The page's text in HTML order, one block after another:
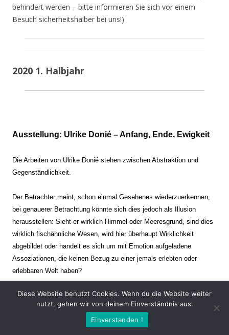
behindert werden – bitte informieren Sie sich vor einem
Besuch sicherheitshalber bei uns!)
2020 1. Halbjahr
Ausstellung: Ulrike Donié – Anfang, Ende, Ewigkeit
Die Arbeiten von Ulrike Donié stehen zwischen Abstraktion und
Gegenständlichkeit.
Der Betrachter meint, schon einmal Gesehenes wiederzuerkennen,
bei genauerer Betrachtung könnte sich dies jedoch als Illusion
herausstellen: Sieht er wirklich Himmel oder Meeresgrund, sind dies
wirklich fischähnliche Wesen, wird hier überhaupt Wirklichkeit
abgebildet oder handelt es sich um mit Emotion aufgeladene
Assoziationen, die keinen Bezug zu einer jemals erlebten oder
erlebbaren Welt haben?
Verharren und Dynamik stehen sich dabei gegenüber. Zeit steht still
oder verrinnt im Nu. Es soll dabei eine Spannung, auch farblich, bis
zur Schmerzgrenze erzeugt werden. Die Arbeiten stellen ambivalente
Diese Website benutzt Cookies. Wenn du die Website weiter
nutzt, gehen wir von deinem Einverständnis aus.
Einverstanden !